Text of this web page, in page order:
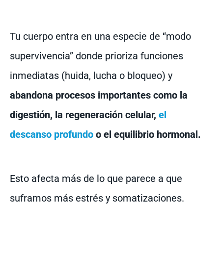
Tu cuerpo entra en una especie de “modo
supervivencia” donde prioriza funciones
inmediatas (huida, lucha o bloqueo) y
abandona procesos importantes como la
digestión, la regeneración celular, el
descanso profundo o el equilibrio hormonal.
Esto afecta más de lo que parece a que
suframos más estrés y somatizaciones.